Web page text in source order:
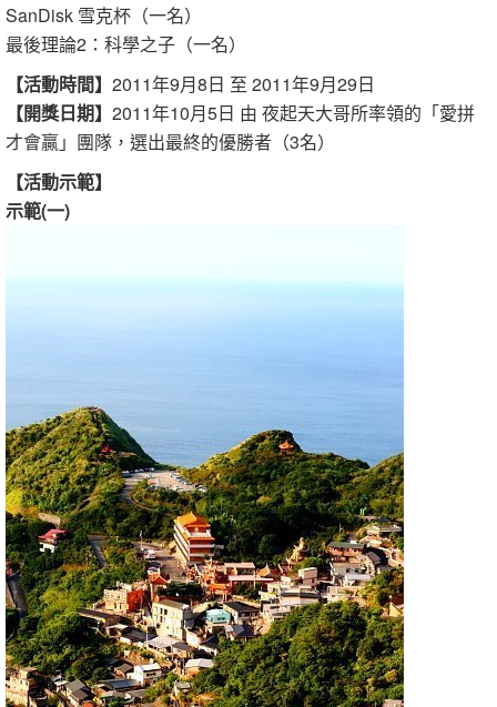
SanDisk 雪克杯（一名）
最後理論2：科學之子（一名）
【活動時間】 2011年9月8日 至 2011年9月29日
【開獎日期】 2011年10月5日 由 夜起天大哥所率領的「愛拼
才會贏」團隊，選出最終的優勝者（3名）
【活動示範】
示範(一)